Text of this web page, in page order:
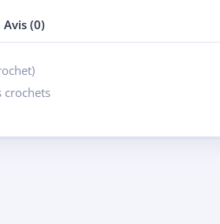
Avis (0)
crochets